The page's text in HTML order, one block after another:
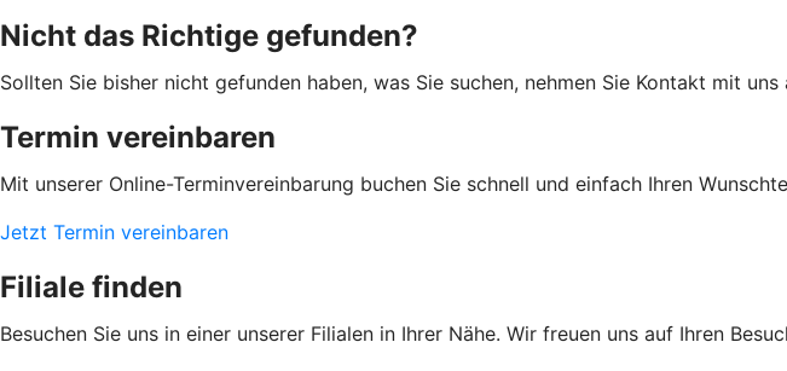
Nicht das Richtige gefunden?
Sollten Sie bisher nicht gefunden haben, was Sie suchen, nehmen Sie Kontakt mit
Termin vereinbaren
Mit unserer Online-Terminvereinbarung buchen Sie schnell und einfach Ihren
Jetzt Termin vereinbaren
Filiale finden
Besuchen Sie uns in einer unserer Filialen in Ihrer Nähe. Wir freuen uns auf Ihren